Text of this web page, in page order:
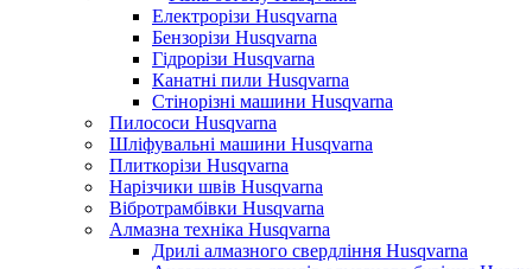
Електрорізи Husqvarna
Бензорізи Husqvarna
Гідрорізи Husqvarna
Канатні пили Husqvarna
Стінорізні машини Husqvarna
Пилососи Husqvarna
Шліфувальні машини Husqvarna
Плиткорізи Husqvarna
Нарізчики швів Husqvarna
Вібротрамбівки Husqvarna
Алмазна техніка Husqvarna
Дрилі алмазного свердління Husqvarna